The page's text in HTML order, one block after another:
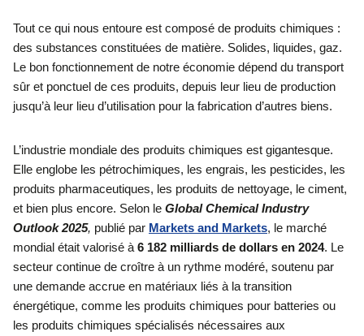
Tout ce qui nous entoure est composé de produits chimiques :
des substances constituées de matière. Solides, liquides, gaz.
Le bon fonctionnement de notre économie dépend du transport
sûr et ponctuel de ces produits, depuis leur lieu de production
jusqu’à leur lieu d’utilisation pour la fabrication d’autres biens.
L’industrie mondiale des produits chimiques est gigantesque.
Elle englobe les pétrochimiques, les engrais, les pesticides, les
produits pharmaceutiques, les produits de nettoyage, le ciment,
et bien plus encore. Selon le Global Chemical Industry
Outlook 2025, publié par Markets and Markets, le marché
mondial était valorisé à 6 182 milliards de dollars en 2024. Le
secteur continue de croître à un rythme modéré, soutenu par
une demande accrue en matériaux liés à la transition
énergétique, comme les produits chimiques pour batteries ou
les produits chimiques spécialisés nécessaires aux